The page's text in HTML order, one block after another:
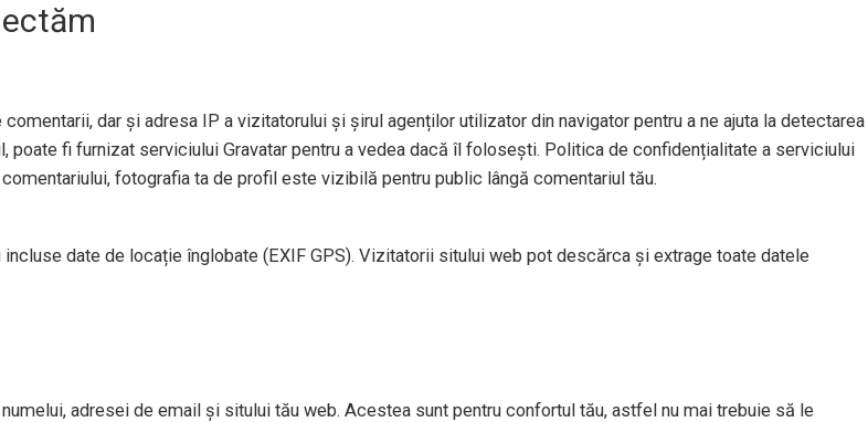
dar și adresa IP a vizitatorului și șirul agenților utilizator din navigator pentru a ne ajuta la detectarea
poate fi furnizat serviciului Gravatar pentru a vedea dacă îl folosești. Politica de confidențialitate a serviciului
fotografia ta de profil este vizibilă pentru public lângă comentariul tău.
date de locație înglobate (EXIF GPS). Vizitatorii sitului web pot descărca și extrage toate datele
adresei de email și sitului tău web. Acestea sunt pentru confortul tău, astfel nu mai trebuie să le